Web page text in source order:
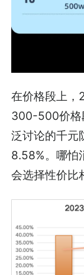
在价格段上，
300-500价格
泛讨论的千元
8.58%。哪怕
会选择性价比